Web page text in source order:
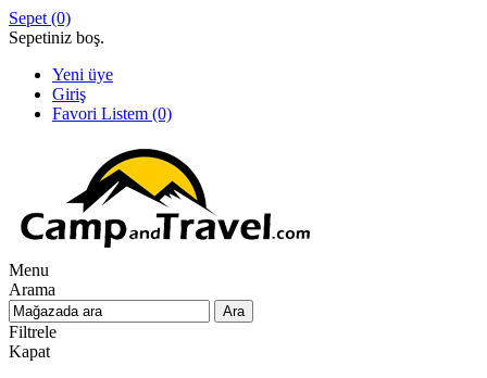
Sepet (0)
Sepetiniz boş.
Yeni üye
Giriş
Favori Listem (0)
Menu
Arama
Filtrele
Kapat